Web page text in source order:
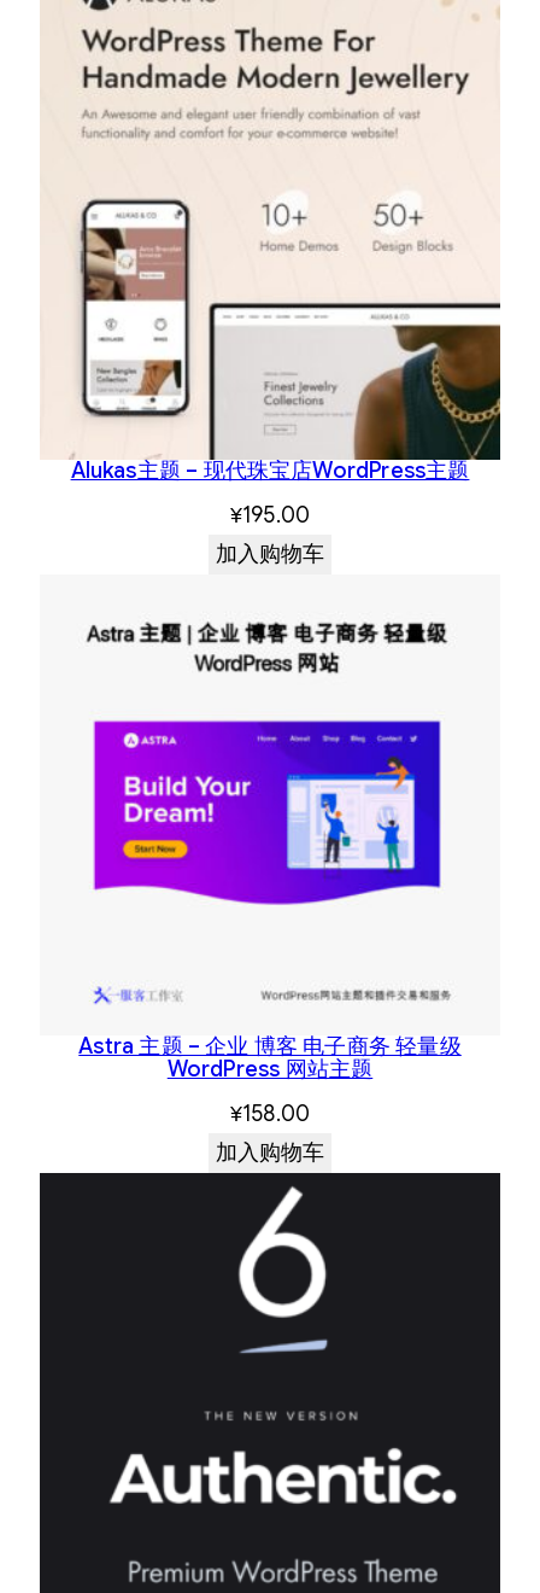
Alukas主题 – 现代珠宝店WordPress主题
¥195.00
加入购物车
Astra 主题 – 企业 博客 电子商务 轻量级
WordPress 网站主题
¥158.00
加入购物车